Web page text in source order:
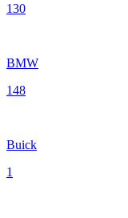
130
BMW
148
Buick
1